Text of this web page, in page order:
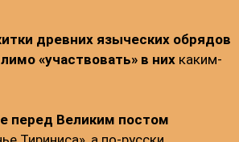
древних языческих обрядов
«участвовать» в нихкаким-
перед Великим постом